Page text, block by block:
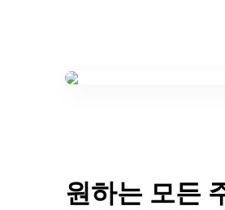
원하는 모든